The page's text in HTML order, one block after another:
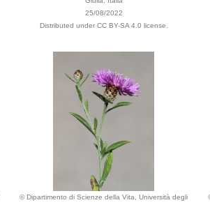
25/08/2022
Distributed under CC BY-SA 4.0 license.
© Dipartimento di Scienze della Vita, Università degli